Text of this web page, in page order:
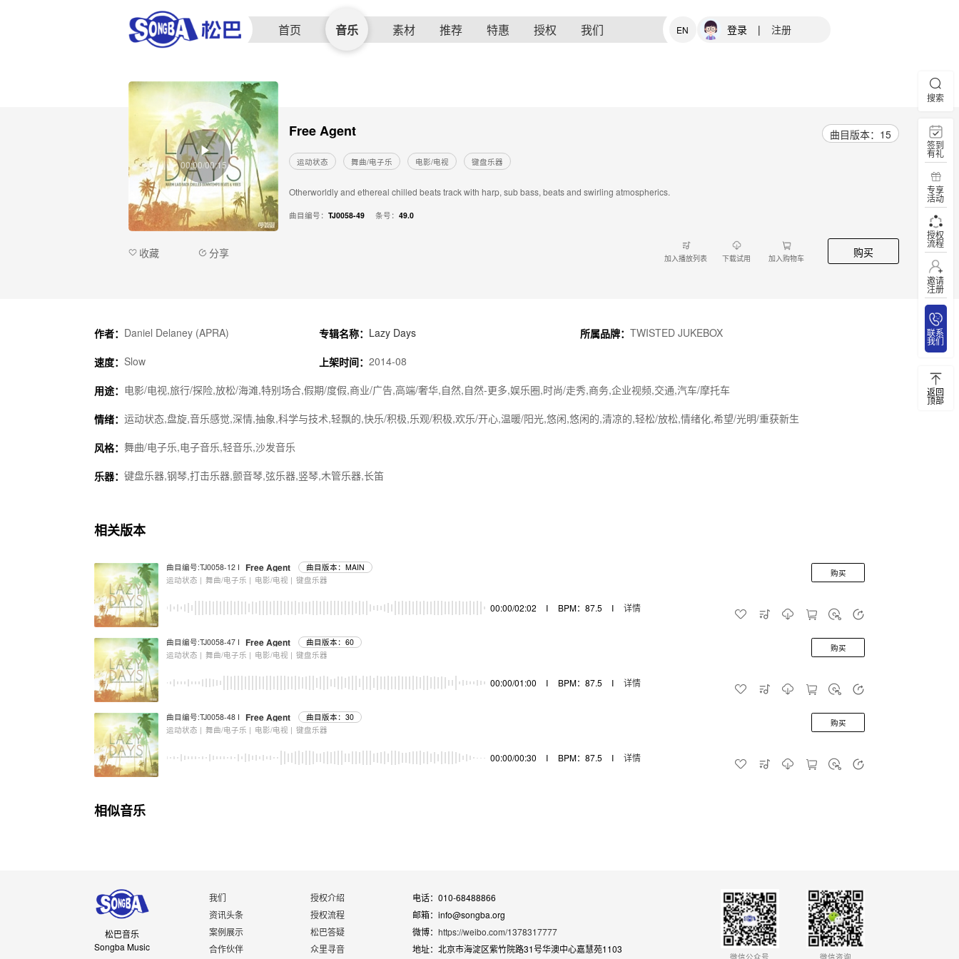
首页 音乐 素材 推荐 特惠 授权 我们 EN 登录 | 注册
Free Agent 曲目版本：15
运动状态 舞曲/电子乐 电影/电视 键盘乐器
Otherworldly and ethereal chilled beats track with harp, sub bass, beats and swirling atmospherics.
曲目编号： TJ0058-49 条号： 49.0
加入播放列表 下载试用 加入购物车 购买
00:00/00:15
收藏 分享
作者： Daniel Delaney (APRA) 专辑名称： Lazy Days 所属品牌： TWISTED JUKEBOX
速度： Slow 上架时间： 2014-08
用途： 电影/电视,旅行/探险,放松/海滩,特别场合,假期/度假,商业/广告,高端/奢华,自然,自然-更多,娱乐圈,时尚/走秀,商务,企业视频,交通,汽车/摩托车
情绪： 运动状态,盘旋,音乐感觉,深情,抽象,科学与技术,轻飘的,快乐/积极,乐观/积极,欢乐/开心,温暖/阳光,悠闲,悠闲的,清凉的,轻松/放松,情绪化,希望/光明/重获新生
风格： 舞曲/电子乐,电子音乐,轻音乐,沙发音乐
乐器： 键盘乐器,钢琴,打击乐器,颤音琴,弦乐器,竖琴,木管乐器,长笛
相关版本
曲目编号:TJ0058-12 I Free Agent
曲目版本：MAIN
运动状态 | 舞曲/电子乐 | 电影/电视 | 键盘乐器
00:00/02:02 I BPM：87.5 I 详情
购买
曲目编号:TJ0058-47 I Free Agent
曲目版本：60
运动状态 | 舞曲/电子乐 | 电影/电视 | 键盘乐器
00:00/01:00 I BPM：87.5 I 详情
购买
曲目编号:TJ0058-48 I Free Agent
曲目版本：30
运动状态 | 舞曲/电子乐 | 电影/电视 | 键盘乐器
00:00/00:30 I BPM：87.5 I 详情
购买
相似音乐
松巴音乐
Songba Music
我们
资讯头条
案例展示
合作伙伴
授权介绍
授权流程
松巴答疑
众里寻音
电话：010-68488866
邮箱：info@songba.org
微博： https://weibo.com/1378317777
地址：北京市海淀区紫竹院路31号华澳中心嘉慧苑1103
微信公众号 微信咨询
搜索
签到
有礼
专享
活动
授权
流程
邀请
注册
联系
我们
返回
顶部